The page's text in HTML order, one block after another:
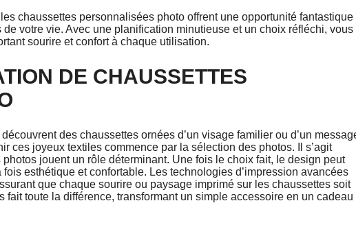
chaussettes personnalisées photo offrent une opportunité fantastique
votre vie. Avec une planification minutieuse et un choix réfléchi, vous
sourire et confort à chaque utilisation.
DE CHAUSSETTES
des chaussettes ornées d’un visage familier ou d’un
ces joyeux textiles commence par la sélection des photos. Il s’agit
jouent un rôle déterminant. Une fois le choix fait, le design peut
esthétique et confortable. Les technologies d’impression avancées
que chaque sourire ou paysage imprimé sur les chaussettes soit
fait toute la différence, transformant un simple accessoire en un cadeau